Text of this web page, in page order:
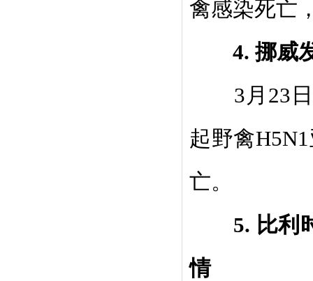
禽感染死亡
4.挪威
3 月 23
起野禽H5N1
亡。
5. 比利
情